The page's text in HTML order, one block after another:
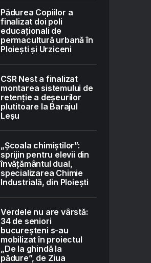
Pădurea Copiilor a
finalizat doi poli
educaționali de
permacultură urbană în
Ploiești și Urziceni
CSR Nest a finalizat
montarea sistemului de
retenție a deșeurilor
plutitoare la Barajul
Leșu
„Școala chimiștilor”:
sprijin pentru elevii din
învățământul dual,
specializarea Chimie
Industrială, din Ploiești
Verdele nu are vârstă:
34 de seniori
bucureșteni s-au
mobilizat în proiectul
„De la ghindă la
pădure”, de Ziua